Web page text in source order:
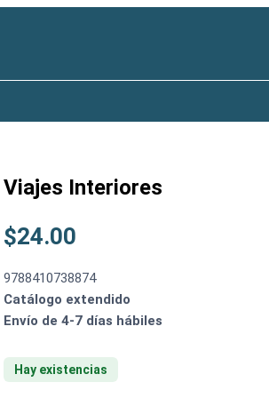
Viajes Interiores
$24.00
9788410738874
Catálogo extendido
Envío de 4-7 días hábiles
Hay existencias